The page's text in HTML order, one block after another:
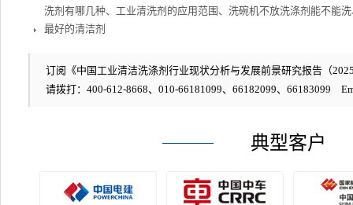
洗剂有哪几种、工业清洗剂的应用范围、洗碗机不放洗涤剂能不能
最好的清洁剂
订阅《中国工业清洁洗涤剂行业现状分析与发展前景研究报告（
请拨打：400-612-8668、010-66181099、66182099、66183099
典型客户